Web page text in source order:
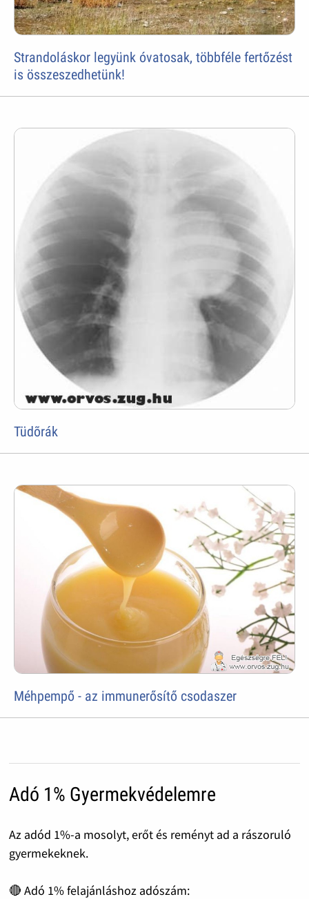
Strandoláskor legyünk óvatosak, többféle fertőzést
is összeszedhetünk!
Tüdõrák
Méhpempő - az immunerősítő csodaszer
Adó 1% Gyermekvédelemre
Az adód 1%-a mosolyt, erőt és reményt ad a rászoruló
gyermekeknek.
🔴 Adó 1% felajánláshoz adószám: